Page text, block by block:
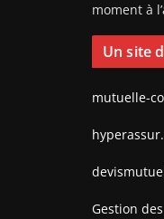
moment à
Un site
mutuelle-
Gestion